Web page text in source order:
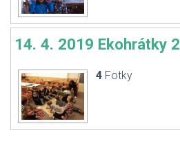
14. 4. 2019 Ekohrátky 2
4 Fotky